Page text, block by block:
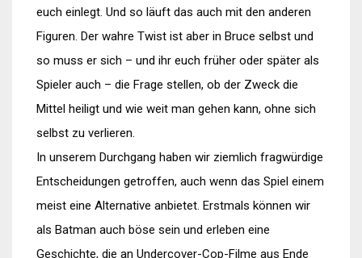
euch einlegt. Und so läuft das auch mit den anderen
Figuren. Der wahre Twist ist aber in Bruce selbst und
so muss er sich – und ihr euch früher oder später als
Spieler auch – die Frage stellen, ob der Zweck die
Mittel heiligt und wie weit man gehen kann, ohne sich
selbst zu verlieren.
In unserem Durchgang haben wir ziemlich fragwürdige
Entscheidungen getroffen, auch wenn das Spiel einem
meist eine Alternative anbietet. Erstmals können wir
als Batman auch böse sein und erleben eine
Geschichte, die an Undercover-Cop-Filme aus Ende